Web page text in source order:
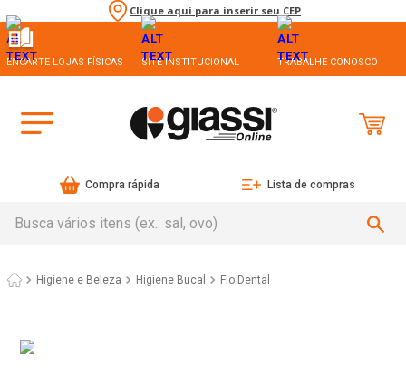
Clique aqui para inserir seu CEP
ENCARTE LOJAS FÍSICAS SITE INSTITUCIONAL TRABALHE CONOSCO
Compra rápida Lista de compras
Higiene e Beleza Higiene Bucal Fio Dental